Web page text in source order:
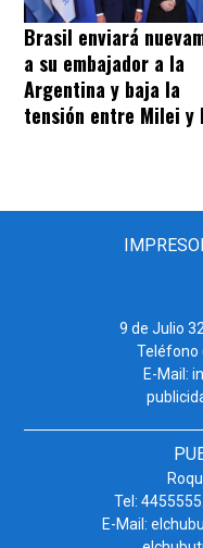
Brasil enviará
a su embajador a la
Argentina y baja la
tensión entre Milei y
9 de Julio
Teléfono
E-Mail:
Tel:
E-Mail: